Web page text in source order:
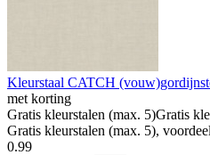
Kleurstaal CATCH
met korting
Gratis kleurstalen (max. 5)Gratis
Gratis kleurstalen (max. 5),
0.99